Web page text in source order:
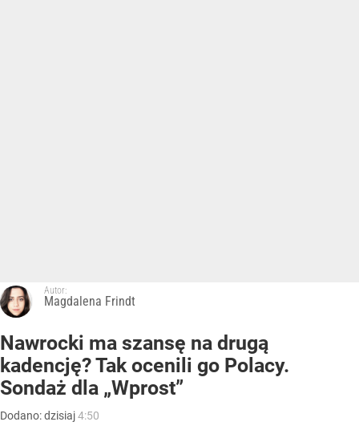
Autor:
Magdalena Frindt
Nawrocki ma szansę na drugą
kadencję? Tak ocenili go Polacy.
Sondaż dla „Wprost”
Dodano:dzisiaj4:50